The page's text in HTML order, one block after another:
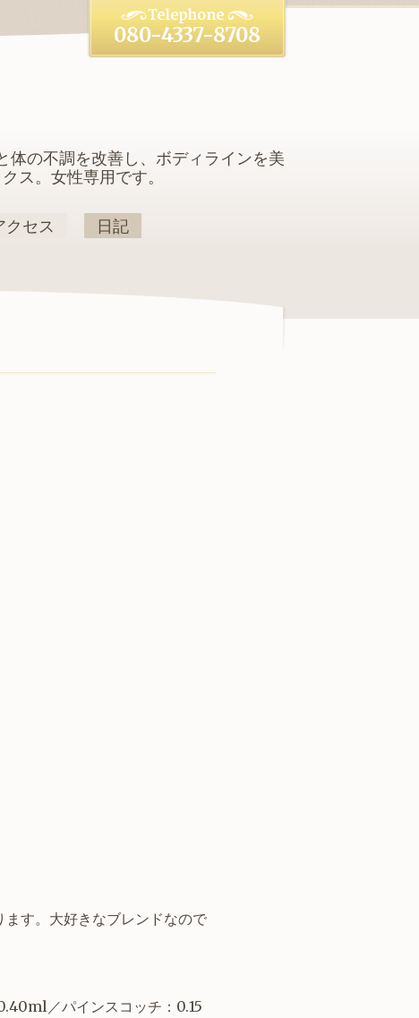
体の不調を改善し、ボディラインを美
ス。女性専用です。
080-4337-8708
クセス 日記
す。大好きなブレンドなので
／パインスコッチ：0.15